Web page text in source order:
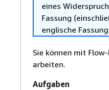
eines
Fassung
englische
Sie können mit
arbeiten.
Aufgaben